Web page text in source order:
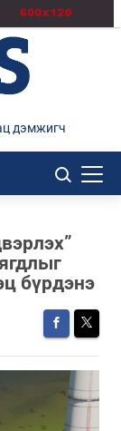
дэмжигч
бүрдэнэ